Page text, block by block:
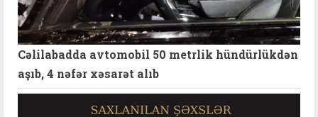
Cəlilabadda avtomobil 50 metrlik hündürlükdən
aşıb, 4 nəfər xəsarət alıb